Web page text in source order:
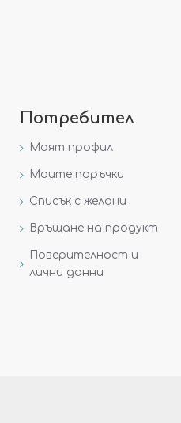
Потребител
Моят профил
Моите поръчки
Списък с желани
Връщане на продукт
Поверителност и
лични данни